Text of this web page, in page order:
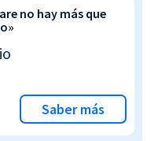
no hay más que
Saber más